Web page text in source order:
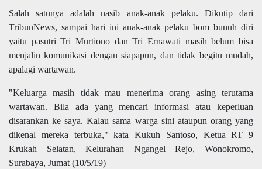
Salah satunya adalah nasib anak-anak pelaku. Dikutip dari
TribunNews, sampai hari ini anak-anak pelaku bom bunuh diri
yaitu pasutri Tri Murtiono dan Tri Ernawati masih belum bisa
menjalin komunikasi dengan siapapun, dan tidak begitu mudah,
apalagi wartawan.
"Keluarga masih tidak mau menerima orang asing terutama
wartawan. Bila ada yang mencari informasi atau keperluan
disarankan ke saya. Kalau sama warga sini ataupun orang yang
dikenal mereka terbuka," kata Kukuh Santoso, Ketua RT 9
Krukah Selatan, Kelurahan Ngangel Rejo, Wonokromo,
Surabaya, Jumat (10/5/19)